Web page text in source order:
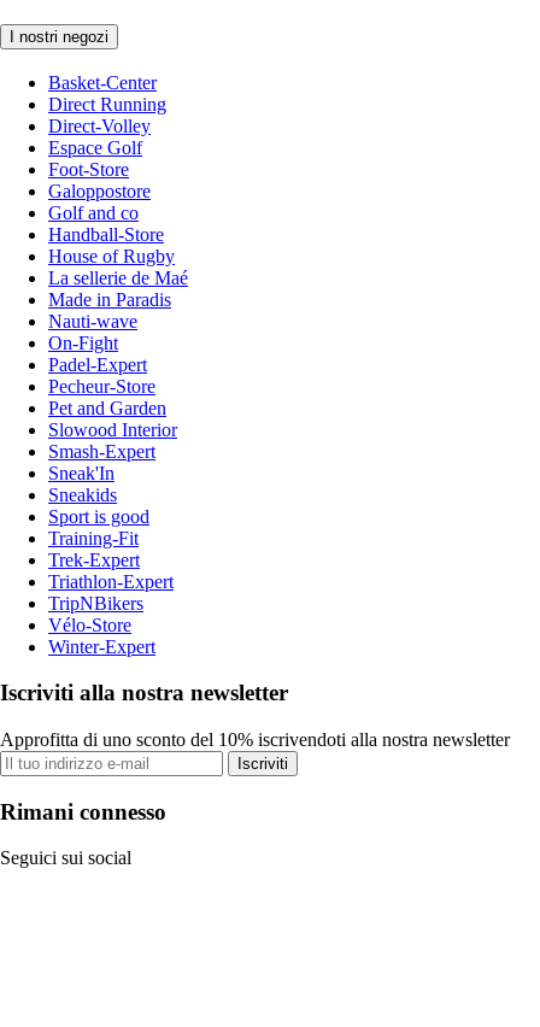
I nostri negozi
Basket-Center
Direct Running
Direct-Volley
Espace Golf
Foot-Store
Galoppostore
Golf and co
Handball-Store
House of Rugby
La sellerie de Maé
Made in Paradis
Nauti-wave
On-Fight
Padel-Expert
Pecheur-Store
Pet and Garden
Slowood Interior
Smash-Expert
Sneak'In
Sneakids
Sport is good
Training-Fit
Trek-Expert
Triathlon-Expert
TripNBikers
Vélo-Store
Winter-Expert
Iscriviti alla nostra newsletter
Approfitta di uno sconto del 10% iscrivendoti alla nostra newsletter
Iscriviti
Rimani connesso
Seguici sui social